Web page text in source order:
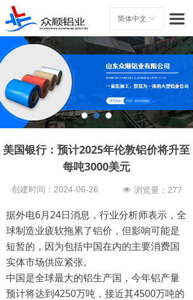
끀
首页
关于我们
产品展示
厂房实景
新闻资讯
联系我们
ꀅ
简体中文
美国银行：预计2025年伦敦铝价将升至
每吨3000美元
据外电6月24日消息，行业分析师表示，全
球制造业疲软拖累了铝价，但影响可能是
短暂的，因为包括中国在内的主要消费国
实体市场供应紧张。
中国是全球最大的铝生产国，今年铝产量
预计将达到4250万吨，接近其4500万吨的
创建时间： 2024-06-26 넶 浏览量： 277